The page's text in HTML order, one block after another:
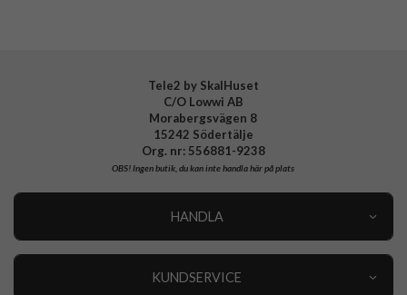
Tele2 by SkalHuset
C/O Lowwi AB
Morabergsvägen 8
15242 Södertälje
Org. nr: 556881-9238
OBS!Ingen butik, du kan inte handla här på plats
HANDLA
KUNDSERVICE